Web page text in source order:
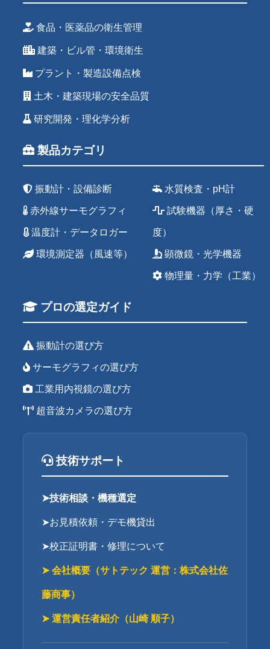
食品・医薬品の衛生管理
建築・ビル管・環境衛生
プラント・製造設備点検
土木・建築現場の安全品質
研究開発・理化学分析
製品カテゴリ
振動計・設備診断
赤外線サーモグラフィ
温度計・データロガー
環境測定器（風速等）
水質検査・pH計
試験機器（厚さ・硬
度）
顕微鏡・光学機器
物理量・力学（工業）
プロの選定ガイド
振動計の選び方
サーモグラフィの選び方
工業用内視鏡の選び方
超音波カメラの選び方
技術サポート
➤技術相談・機種選定
➤お見積依頼・デモ機貸出
➤校正証明書・修理について
➤ 会社概要（サトテック 運営：株式会社佐
藤商事）
➤ 運営責任者紹介（山崎 順子）